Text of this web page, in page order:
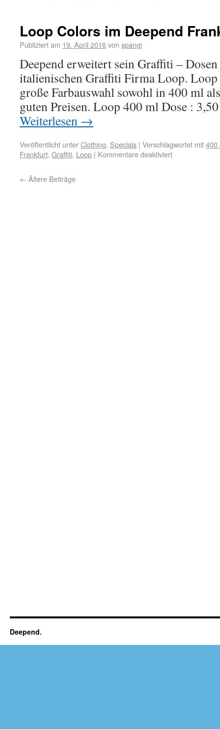
Loop Colors im Deepend
Publiziert am 19. April 2016von spangi
Deepend erweitert sein Graffiti –
italienischen Graffiti Firma Loop.
große Farbauswahl sowohl in 400 ml
guten Preisen. Loop 400 ml Dose :
Weiterlesen →
Veröffentlicht unterClothing, Specials | Verschlagwortet mit400
Frankfurt, Graffiti, Loop | Kommentare deaktiviert
← Ältere Beiträge
Deepend.